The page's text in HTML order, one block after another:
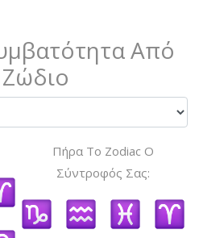
Από
Πήρα Το Zodiac Ο
Σύντροφός Σας: